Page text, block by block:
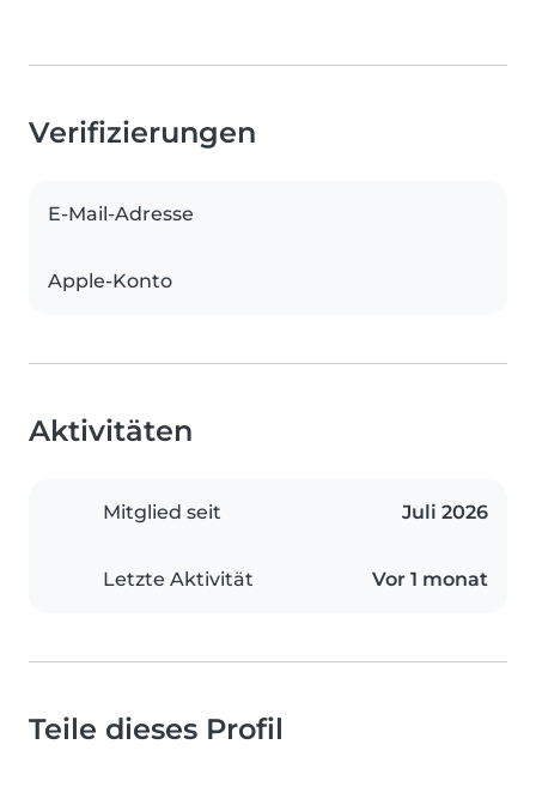
Verifizierungen
E-Mail-Adresse
Apple-Konto
Aktivitäten
Mitglied seit Juli 2026
Letzte Aktivität Vor 1 monat
Teile dieses Profil